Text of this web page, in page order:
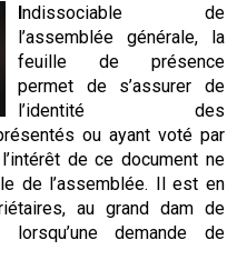
Indissociable de
l’assemblée générale, la
feuille de présence
permet de s’assurer de
l’identité des
ou ayant voté par
de ce document ne
de l’assemblée. Il est en
au grand dam de
demande de